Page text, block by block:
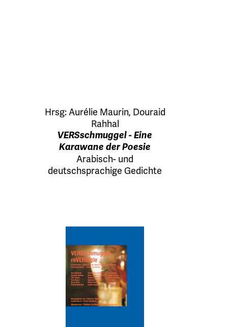
Hrsg:Aurélie Maurin, Douraid
Rahhal
VERSschmuggel - Eine
Karawane der Poesie
Arabisch- und
deutschsprachige Gedichte